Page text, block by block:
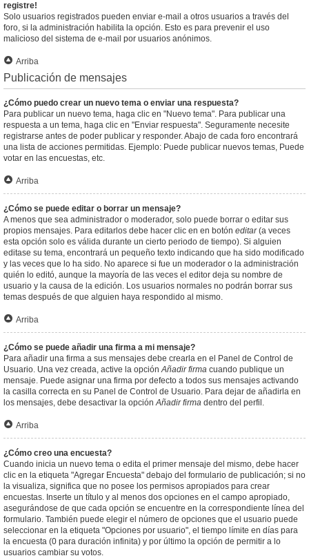
registre!
Solo usuarios registrados pueden enviar e-mail a otros usuarios a través del
foro, si la administración habilita la opción. Esto es para prevenir el uso
malicioso del sistema de e-mail por usuarios anónimos.
Arriba
Publicación de mensajes
¿Cómo puedo crear un nuevo tema o enviar una respuesta?
Para publicar un nuevo tema, haga clic en "Nuevo tema". Para publicar una
respuesta a un tema, haga clic en "Enviar respuesta". Seguramente necesite
registrarse antes de poder publicar y responder. Abajo de cada foro encontrará
una lista de acciones permitidas. Ejemplo: Puede publicar nuevos temas, Puede
votar en las encuestas, etc.
Arriba
¿Cómo se puede editar o borrar un mensaje?
A menos que sea administrador o moderador, solo puede borrar o editar sus
propios mensajes. Para editarlos debe hacer clic en en botón editar(a veces
esta opción solo es válida durante un cierto periodo de tiempo). Si alguien
editase su tema, encontrará un pequeño texto indicando que ha sido modificado
y las veces que lo ha sido. No aparece si fue un moderador o la administración
quién lo editó, aunque la mayoría de las veces el editor deja su nombre de
usuario y la causa de la edición. Los usuarios normales no podrán borrar sus
temas después de que alguien haya respondido al mismo.
Arriba
¿Cómo se puede añadir una firma a mi mensaje?
Para añadir una firma a sus mensajes debe crearla en el Panel de Control de
Usuario. Una vez creada, active la opciónAñadir firma cuando publique un
mensaje. Puede asignar una firma por defecto a todos sus mensajes activando
la casilla correcta en su Panel de Control de Usuario. Para dejar de añadirla en
los mensajes, debe desactivar la opciónAñadir firma dentro del perfil.
Arriba
¿Cómo creo una encuesta?
Cuando inicia un nuevo tema o edita el primer mensaje del mismo, debe hacer
clic en la etiqueta "Agregar Encuesta" debajo del formulario de publicación; si no
la visualiza, significa que no posee los permisos apropiados para crear
encuestas. Inserte un título y al menos dos opciones en el campo apropiado,
asegurándose de que cada opción se encuentre en la correspondiente línea del
formulario. También puede elegir el número de opciones que el usuario puede
seleccionar en la etiqueta "Opciones por usuario", el tiempo límite en días para
la encuesta (0 para duración infinita) y por último la opción de permitir a lo
usuarios cambiar su votos.